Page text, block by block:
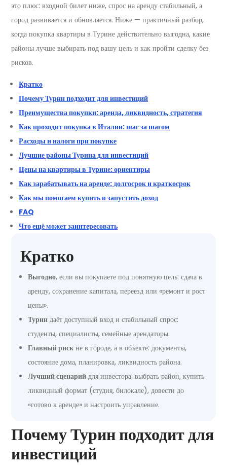
это плюс: входной билет ниже, спрос на аренду стабильный, а
город развивается и обновляется. Ниже — практичный разбор,
когда покупка квартиры в Турине действительно выгодна, какие
районы лучше выбирать под вашу цель и как пройти сделку без
рисков.
Кратко
Почему Турин подходит для инвестиций
Преимущества покупки: аренда, ликвидность, стратегия
Как проходит покупка в Италии: шаг за шагом
Расходы и налоги при покупке
Лучшие районы Турина для инвестиций
Цены на квартиры в Турине: ориентиры
Как зарабатывать на аренде: долгосрок и краткосрок
Как мы помогаем купить и запустить доход
FAQ
Что ещё может заинтересовать
Кратко
Выгодно, если вы покупаете под понятную цель: сдача в
аренду, сохранение капитала, переезд или «ремонт и рост
цены».
Турин даёт доступный вход и стабильный спрос:
студенты, специалисты, семейные арендаторы.
Главный риск не в городе, а в объекте: документы,
состояние дома, планировка, ликвидность района.
Лучший сценарий для инвестора: выбрать район, купить
ликвидный формат (студия, билокале), довести до
«готово к аренде» и настроить управление.
Почему Турин подходит для
инвестиций